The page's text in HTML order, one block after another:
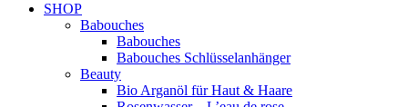
SHOP
Babouches
Babouches
Babouches Schlüsselanhänger
Beauty
Bio Arganöl für Haut & Haare